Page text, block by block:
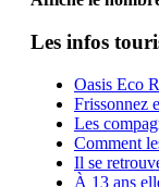
Les infos
Oasis Eco
Frissonnez
Les
Comment
Il se
À 13 ans